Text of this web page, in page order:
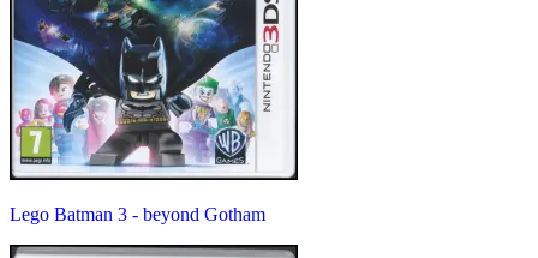
Lego Batman 3 - beyond Gotham